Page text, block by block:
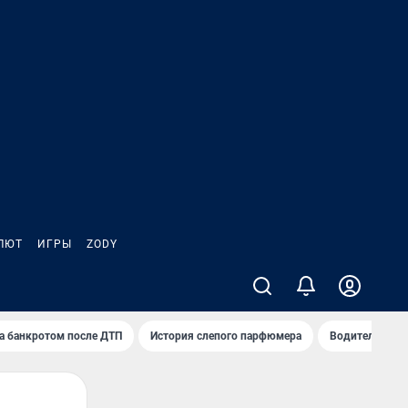
ИГРЫ ZODY
банкротом после ДТП История слепого парфюмера Водители